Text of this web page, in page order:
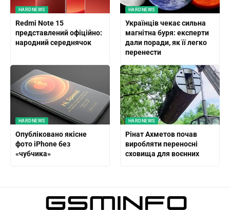
HARDNEWS
Redmi Note 15
представлений офіційно:
народний середнячок
HARDNEWS
Українців чекає сильна
магнітна буря: експерти
дали поради, як її легко
перенести
HARDNEWS
Опубліковано якісне
фото iPhone без
«чубчика»
HARDNEWS
Рінат Ахметов почав
виробляти переносні
сховища для воєнних